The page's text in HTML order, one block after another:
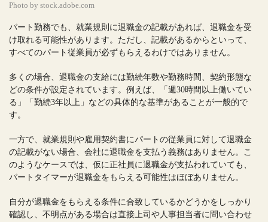
Photo by stock.adobe.com
パート勤務でも、就業規則に退職金の記載があれば、退職金を受
け取れる可能性があります。ただし、記載があるからといって、
すべてのパート従業員が必ずもらえるわけではありません。
多くの場合、退職金の支給には勤続年数や勤務時間、契約形態な
どの条件が設定されています。例えば、「週30時間以上働いてい
る」「勤続3年以上」などの具体的な基準があることが一般的で
す。
一方で、就業規則や雇用契約書にパートの従業員に対して退職金
の記載がない場合、会社に退職金を支払う義務はありません。こ
のようなケースでは、仮に正社員に退職金が支払われていても、
パートタイマーが退職金をもらえる可能性はほぼありません。
自分が退職金をもらえる条件に合致しているかどうかをしっかり
確認し、不明点がある場合は直接上司や人事担当者に問い合わせ